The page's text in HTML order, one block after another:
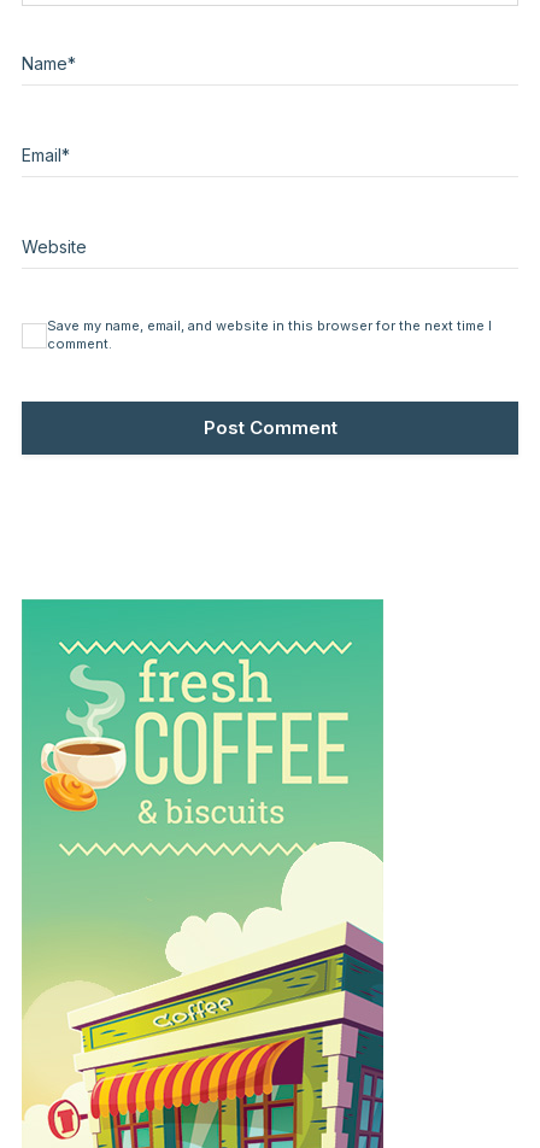
Name*
Email*
Website
Save my name, email, and website in this browser for the next time I
comment.